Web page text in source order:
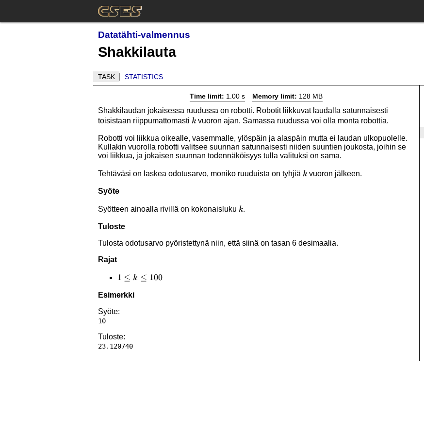
Datatähti-valmennus
Shakkilauta
TASK STATISTICS
Time limit: 1.00 s Memory limit: 128 MB
Shakkilaudan jokaisessa ruudussa on robotti. Robotit liikkuvat laudalla satunnaisesti
toisistaan riippumattomasti k
k vuoron ajan. Samassa ruudussa voi olla monta robottia.
Robotti voi liikkua oikealle, vasemmalle, ylöspäin ja alaspäin mutta ei laudan ulkopuolelle.
Kullakin vuorolla robotti valitsee suunnan satunnaisesti niiden suuntien joukosta, joihin se
voi liikkua, ja jokaisen suunnan todennäköisyys tulla valituksi on sama.
Tehtäväsi on laskea odotusarvo, moniko ruuduista on tyhjiä k
k vuoron jälkeen.
Syöte
Syötteen ainoalla rivillä on kokonaisluku k
k.
Tuloste
Tulosta odotusarvo pyöristettynä niin, että siinä on tasan 6 desimaalia.
Rajat
1
k
\le
1 ≤ k ≤ 100
Esimerkki
Syöte:
10
Tuloste:
23.120740